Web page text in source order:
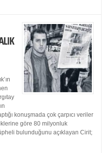
konuşmada çok çarpıcı veriler
göre 80 milyonluk
bulunduğunu açıklayan Cirit;